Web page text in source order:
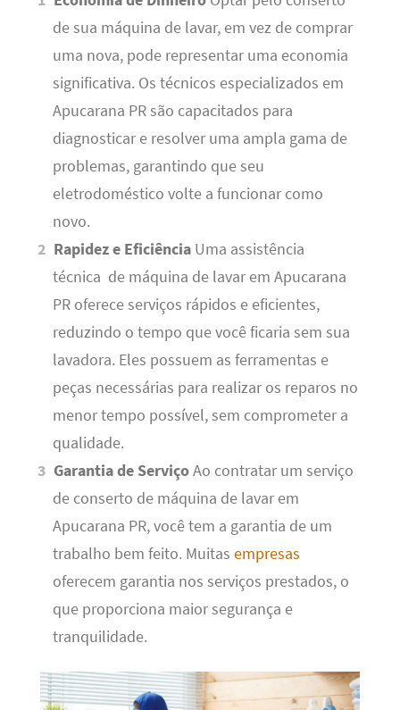
de sua máquina de lavar, em vez de comprar
uma nova, pode representar uma economia
significativa. Os técnicos especializados em
Apucarana PR são capacitados para
diagnosticar e resolver uma ampla gama de
problemas, garantindo que seu
eletrodoméstico volte a funcionar como
novo.
Rapidez e Eficiência Uma assistência
técnica de máquina de lavar em Apucarana
PR oferece serviços rápidos e eficientes,
reduzindo o tempo que você ficaria sem sua
lavadora. Eles possuem as ferramentas e
peças necessárias para realizar os reparos no
menor tempo possível, sem comprometer a
qualidade.
Garantia de ServiçoAo contratar um serviço
de conserto de máquina de lavar em
Apucarana PR, você tem a garantia de um
trabalho bem feito. Muitas empresas
oferecem garantia nos serviços prestados, o
que proporciona maior segurança e
tranquilidade.